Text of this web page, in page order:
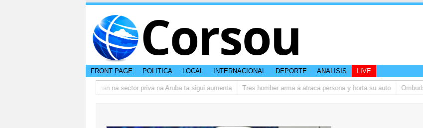
Corsou
FRONT PAGE POLITICA LOCAL INTERNACIONAL DEPORTE ANALISIS LIVE
Prestamonan na sector priva na Aruba ta sigui aumenta Tres homber arma a atraca persona y horta su auto